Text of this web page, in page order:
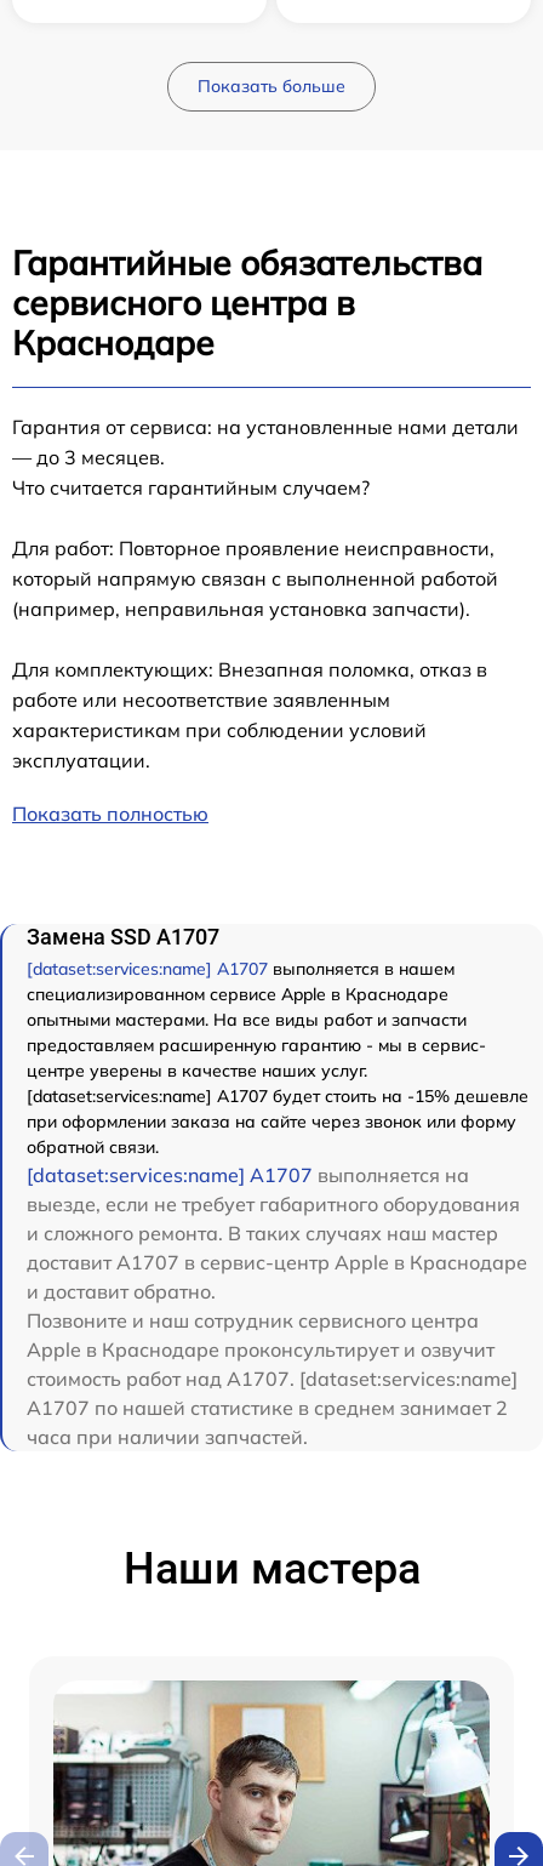
Показать больше
Гарантийные обязательства
сервисного центра в
Краснодаре
Гарантия от сервиса: на установленные нами детали
— до 3 месяцев.
Что считается гарантийным случаем?
Для работ: Повторное проявление неисправности,
который напрямую связан с выполненной работой
(например, неправильная установка запчасти).
Для комплектующих: Внезапная поломка, отказ в
работе или несоответствие заявленным
характеристикам при соблюдении условий
эксплуатации.
Показать полностью
Замена SSD A1707
[dataset:services:name] A1707 выполняется в нашем
специализированном сервисе Apple в Краснодаре
опытными мастерами. На все виды работ и запчасти
предоставляем расширенную гарантию - мы в сервис-
центре уверены в качестве наших услуг.
[dataset:services:name] A1707 будет стоить на -15% дешевле
при оформлении заказа на сайте через звонок или форму
обратной связи.
[dataset:services:name] A1707 выполняется на
выезде, если не требует габаритного оборудования
и сложного ремонта. В таких случаях наш мастер
доставит A1707 в сервис-центр Apple в Краснодаре
и доставит обратно.
Позвоните и наш сотрудник сервисного центра
Apple в Краснодаре проконсультирует и озвучит
стоимость работ над A1707. [dataset:services:name]
A1707 по нашей статистике в среднем занимает 2
часа при наличии запчастей.
Наши мастера